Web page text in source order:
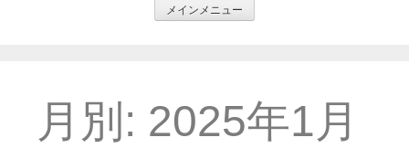
メインメニュー
ン
ツ
へ
月別: 2025年1月